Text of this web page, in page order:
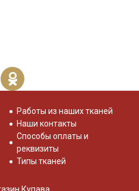
Работы из наших тканей
Наши контакты
Способы оплаты и
реквизиты
Типы тканей